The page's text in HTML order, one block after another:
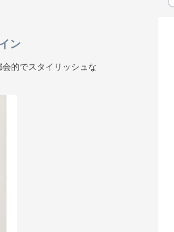
ン
的でスタイリッシュな